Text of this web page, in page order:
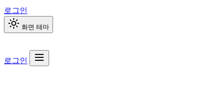
로그인
화면 테마
로그인